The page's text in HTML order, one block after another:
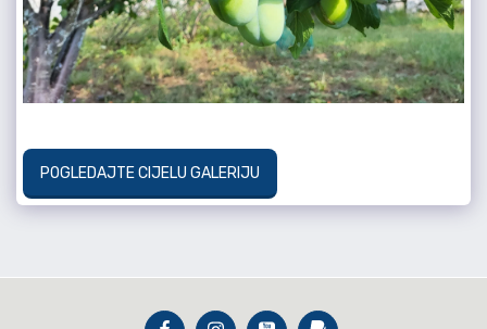
POGLEDAJTE CIJELU GALERIJU